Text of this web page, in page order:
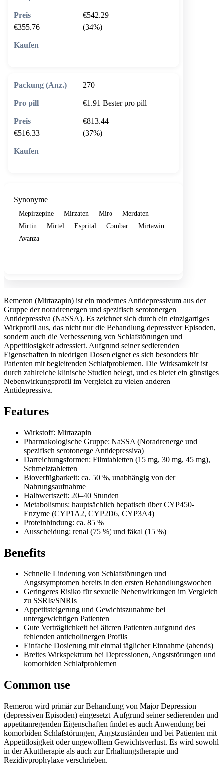
€542.29
€355.76
(34%)
270
€1.91 Bester pro pill
€813.44
€516.33
(37%)
Synonyme
Mepirzepine Mirzaten Miro
Merdaten
Mirtin
Mirtel Esprital Combar
Mirtawin
Avanza
Remeron (Mirtazapin) ist ein modernes Antidepressivum aus der
Gruppe der noradrenergen und spezifisch serotonergen
Antidepressiva (NaSSA). Es zeichnet sich durch ein einzigartiges
Wirkprofil aus, das nicht nur die Behandlung depressiver Episoden,
sondern auch die Verbesserung von Schlafstörungen und
Appetitlosigkeit adressiert. Aufgrund seiner sedierenden
Eigenschaften in niedrigen Dosen eignet es sich besonders für
Patienten mit begleitenden Schlafproblemen. Die Wirksamkeit ist
durch zahlreiche klinische Studien belegt, und es bietet ein günstiges
Nebenwirkungsprofil im Vergleich zu vielen anderen
Antidepressiva.
Features
Wirkstoff: Mirtazapin
Pharmakologische Gruppe: NaSSA (Noradrenerge und
spezifisch serotonerge Antidepressiva)
Darreichungsformen: Filmtabletten (15 mg, 30 mg, 45 mg),
Schmelztabletten
Bioverfügbarkeit: ca. 50 %, unabhängig von der
Nahrungsaufnahme
Halbwertszeit: 20–40 Stunden
Metabolismus: hauptsächlich hepatisch über CYP450-
Enzyme (CYP1A2, CYP2D6, CYP3A4)
Proteinbindung: ca. 85 %
Ausscheidung: renal (75 %) und fäkal (15 %)
Benefits
Schnelle Linderung von Schlafstörungen und
Angstsymptomen bereits in den ersten Behandlungswochen
Geringeres Risiko für sexuelle Nebenwirkungen im Vergleich
zu SSRIs/SNRIs
Appetitsteigerung und Gewichtszunahme bei
untergewichtigen Patienten
Gute Verträglichkeit bei älteren Patienten aufgrund des
fehlenden anticholinergen Profils
Einfache Dosierung mit einmal täglicher Einnahme (abends)
Breites Wirkspektrum bei Depressionen, Angststörungen und
komorbiden Schlafproblemen
Common use
Remeron wird primär zur Behandlung von Major Depression
(depressiven Episoden) eingesetzt. Aufgrund seiner sedierenden und
appetitanregenden Eigenschaften findet es auch Anwendung bei
komorbiden Schlafstörungen, Angstzuständen und bei Patienten mit
Appetitlosigkeit oder ungewolltem Gewichtsverlust. Es wird sowohl
in der Akuttherapie als auch zur Erhaltungstherapie und
Rezidivprophylaxe verschrieben.